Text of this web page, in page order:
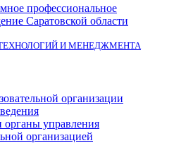
профессиональное
Саратовской области
И МЕНЕДЖМЕНТА
организации
органы управления
организацией